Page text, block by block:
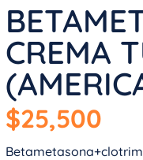
CREMA
$25,500